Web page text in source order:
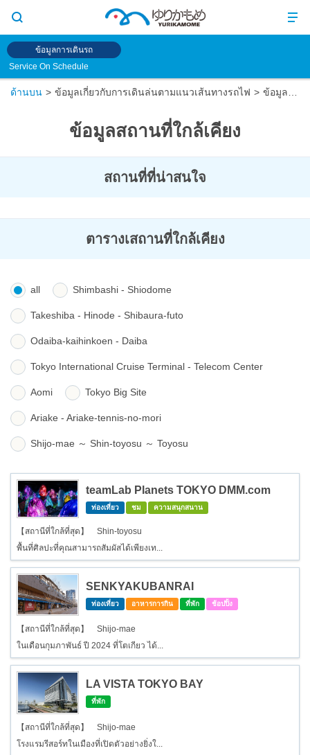
ข้อมูลการเดินรถ
Service On Schedule
ด้านบน ข้อมูลเกี่ยวกับการเดินล่นตามแนวเส้นทางรถไฟ
ข้อมูลสถานที่ใกล้เคียง
สถานที่ที่น่าสนใจ
ตารางเสถานที่ใกล้เคียง
all Shimbashi - Shiodome
Takeshiba - Hinode - Shibaura-futo
Odaiba-kaihinkoen - Daiba
Tokyo International Cruise Terminal - Telecom Center
Aomi Tokyo Big Site
Ariake - Ariake-tennis-no-mori
Shijo-mae ～ Shin-toyosu ～ Toyosu
teamLab Planets TOKYO DMM.com
ท่องเที่ยว ชม ความสนุกสนาน
【สถานีที่ใกล้ที่สุด】 Shin-toyosu
พื้นที่ศิลปะที่คุณสามารถสัมผัสได้เพียงเท...
SENKYAKUBANRAI
ท่องเที่ยว อาหารการกิน ที่พัก ช้อปปิ้ง
【สถานีที่ใกล้ที่สุด】 Shijo-mae
ในเดือนกุมภาพันธ์ ปี 2024 ที่โตเกียว ได้...
LA VISTA TOKYO BAY
ที่พัก
【สถานีที่ใกล้ที่สุด】 Shijo-mae
โรงแรมรีสอร์ทในเมืองที่เปิดตัวอย่างยิ่งใ...